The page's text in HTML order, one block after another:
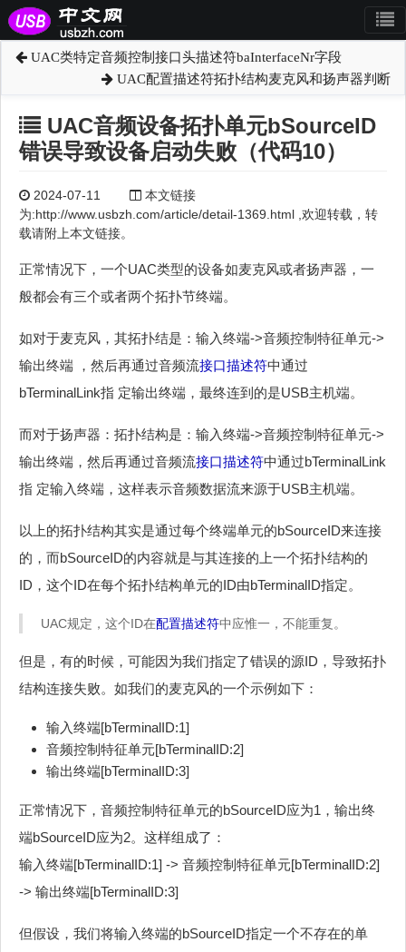
UAC类特定音频控制接口头描述符baInterfaceNr字段
UAC配置描述符拓扑结构麦克风和扬声器判断
UAC音频设备拓扑单元bSourceID
错误导致设备启动失败（代码10）
2024-07-11
本文链接
为:http://www.usbzh.com/article/detail-1369.html ,欢迎转载，转
载请附上本文链接。
正常情况下，一个UAC类型的设备如麦克风或者扬声器，一
般都会有三个或者两个拓扑节终端。
如对于麦克风，其拓扑结是：输入终端->音频控制特征单元->
输出终端 ，然后再通过音频流接口描述符中通过
bTerminalLink指 定输出终端，最终连到的是USB主机端。
而对于扬声器：拓扑结构是：输入终端->音频控制特征单元->
输出终端，然后再通过音频流接口描述符中通过bTerminalLink
指 定输入终端，这样表示音频数据流来源于USB主机端。
以上的拓扑结构其实是通过每个终端单元的bSourceID来连接
的，而bSourceID的内容就是与其连接的上一个拓扑结构的
ID，这个ID在每个拓扑结构单元的ID由bTerminalID指定。
UAC规定，这个ID在配置描述符中应惟一，不能重复。
但是，有的时候，可能因为我们指定了错误的源ID，导致拓扑
结构连接失败。如我们的麦克风的一个示例如下：
输入终端[bTerminalID:1]
音频控制特征单元[bTerminalID:2]
输出终端[bTerminalID:3]
正常情况下，音频控制特征单元的bSourceID应为1，输出终
端bSourceID应为2。这样组成了：
输入终端[bTerminalID:1] -> 音频控制特征单元[bTerminalID:2]
-> 输出终端[bTerminalID:3]
但假设，我们将输入终端的bSourceID指定一个不存在的单